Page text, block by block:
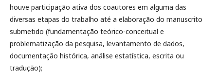
houve participação ativa dos coautores em alguma das
diversas etapas do trabalho até a elaboração do manuscrito
submetido (fundamentação teórico-conceitual e
problematização da pesquisa, levantamento de dados,
documentação histórica, análise estatística, escrita ou
tradução);